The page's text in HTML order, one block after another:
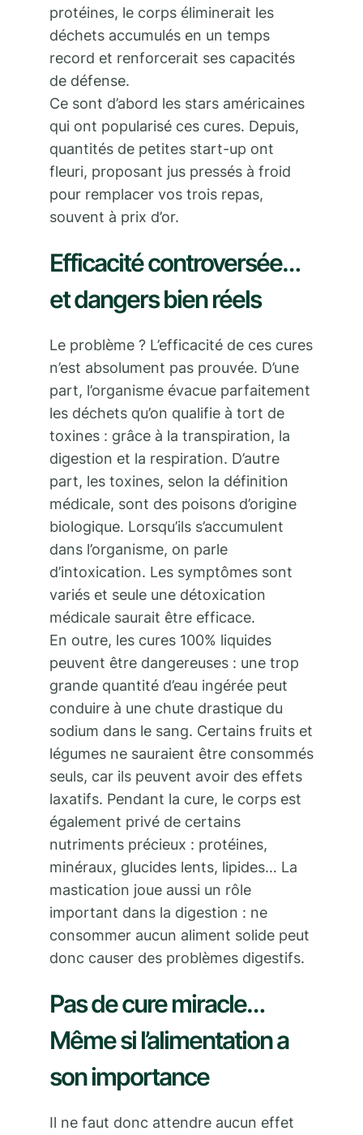
protéines, le corps éliminerait les
déchets accumulés en un temps
record et renforcerait ses capacités
de défense.
Ce sont d’abord les stars américaines
qui ont popularisé ces cures. Depuis,
quantités de petites start-up ont
fleuri, proposant jus pressés à froid
pour remplacer vos trois repas,
souvent à prix d’or.
Efficacité controversée…
et dangers bien réels
Le problème ? L’efficacité de ces cures
n’est absolument pas prouvée. D’une
part, l’organisme évacue parfaitement
les déchets qu’on qualifie à tort de
toxines : grâce à la transpiration, la
digestion et la respiration. D’autre
part, les toxines, selon la définition
médicale, sont des poisons d’origine
biologique. Lorsqu’ils s’accumulent
dans l’organisme, on parle
d’intoxication. Les symptômes sont
variés et seule une détoxication
médicale saurait être efficace.
En outre, les cures 100% liquides
peuvent être dangereuses : une trop
grande quantité d’eau ingérée peut
conduire à une chute drastique du
sodium dans le sang. Certains fruits et
légumes ne sauraient être consommés
seuls, car ils peuvent avoir des effets
laxatifs. Pendant la cure, le corps est
également privé de certains
nutriments précieux : protéines,
minéraux, glucides lents, lipides… La
mastication joue aussi un rôle
important dans la digestion : ne
consommer aucun aliment solide peut
donc causer des problèmes digestifs.
Pas de cure miracle…
Même si l’alimentation a
son importance
Il ne faut donc attendre aucun effet